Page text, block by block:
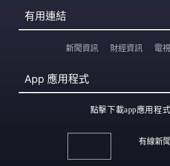
有用連結
新聞資訊 財經資訊 電
App 應用程式
點擊下載app應用程式
有線新聞